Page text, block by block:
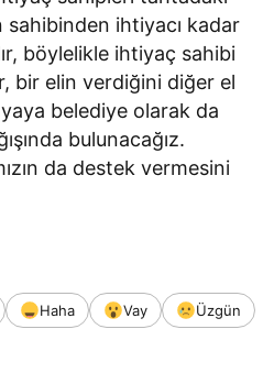
sahibinden ihtiyacı kadar
böylelikle ihtiyaç sahibi
bir elin verdiğini diğer el
belediye olarak da
bulunacağız.
da destek vermesini
Haha Vay
Üzgün